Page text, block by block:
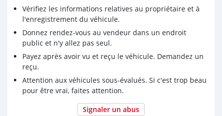
Vérifiez les informations relatives au propriétaire et à
l'enregistrement du véhicule.
Donnez rendez-vous au vendeur dans un endroit
public et n'y allez pas seul.
Payez après avoir vu et reçu le véhicule. Demandez un
reçu.
Attention aux véhicules sous-évalués. Si c'est trop beau
pour être vrai, faites attention.
Signaler un abus